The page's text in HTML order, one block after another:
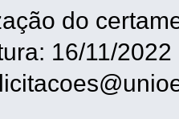
do
16/11/